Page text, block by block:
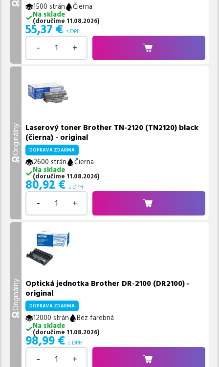
1500 strán
Čierna
Na sklade
(doručíme 11.08.2026)
55,37 € s DPH
- +
Originálny Laserový toner Brother TN-2120 (TN2120) black
(čierna) - original
DOPRAVA ZDARMA
2600 strán
Čierna
Na sklade
(doručíme 11.08.2026)
80,92 € s DPH
- +
Originálny Optická jednotka Brother DR-2100 (DR2100) -
original
DOPRAVA ZDARMA
12000 strán
Bez farebná
Na sklade
(doručíme 11.08.2026)
98,99 € s DPH
- +